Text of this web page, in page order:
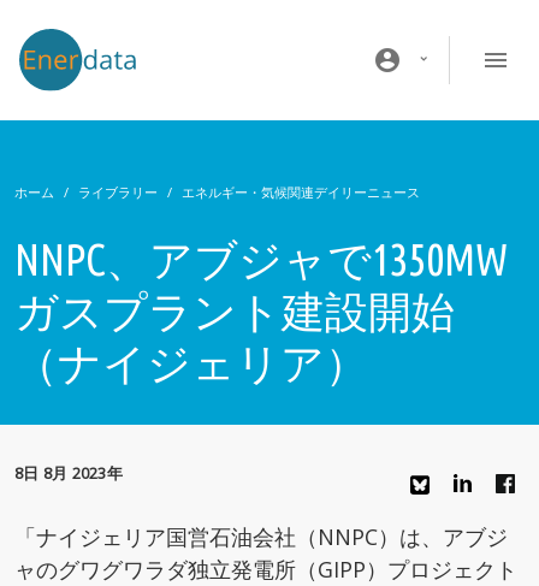
account_circle
ホーム ライブラリー エネルギー・気候関連デイリーニュース
NNPC、アブジャで1350MW
ガスプラント建設開始
（ナイジェリア）
8日 8月 2023年
「ナイジェリア国営石油会社（NNPC）は、アブジ
ャのグワグワラダ独立発電所（GIPP）プロジェクト